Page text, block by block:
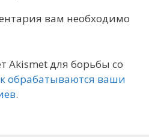
вам необходимо
Akismet для борьбы со
обрабатываются ваши
.